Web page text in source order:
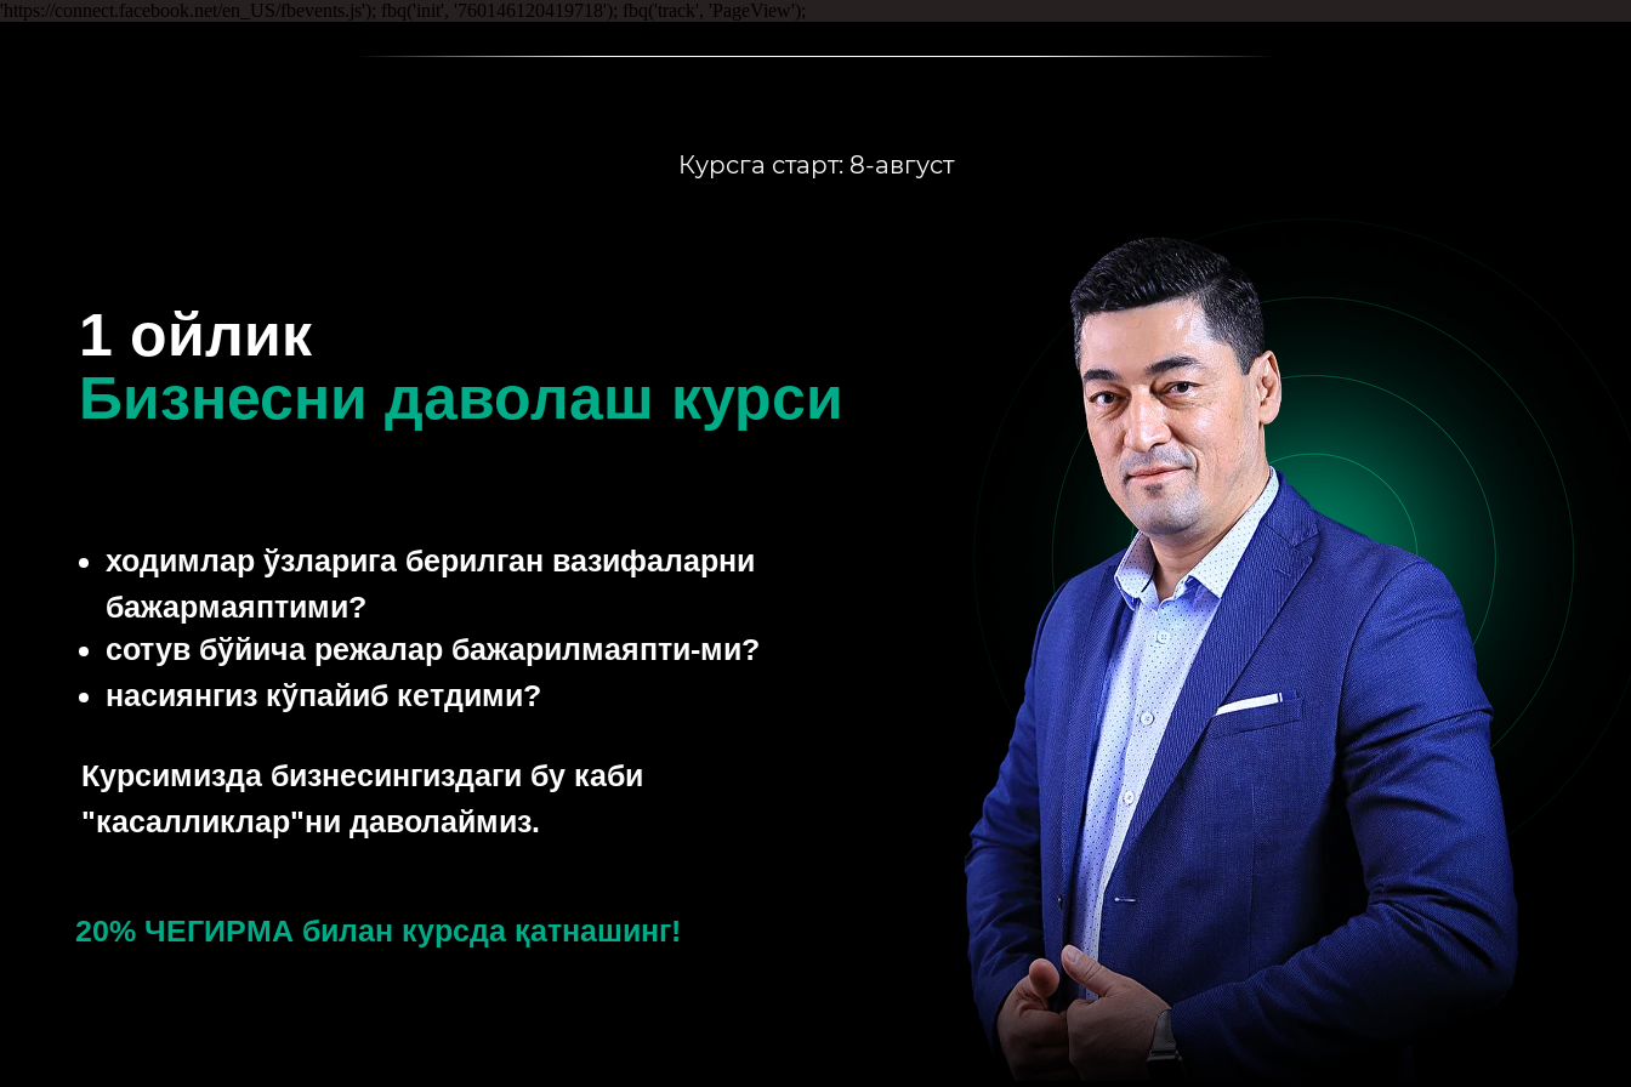
'https://connect.facebook.net/en_US/fbevents.js'); fbq('init', '760146120419718'); fbq('track', 'PageView');
ходимлар ўзларига берилган вазифаларни
бажармаяптими?
сотув бўйича режалар бажарилмаяпти-ми?
насиянгиз кўпайиб кетдими?
1 ойлик
Бизнесни даволаш курси
20% ЧЕГИРМА билан курсда қатнашинг!
Курсимизда бизнесингиздаги бу каби
"касалликлар"ни даволаймиз.
Курсга старт: 8-август